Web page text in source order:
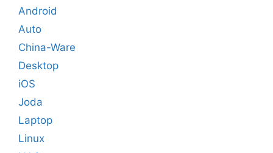
Android
Auto
China-Ware
Desktop
iOS
Joda
Laptop
Linux